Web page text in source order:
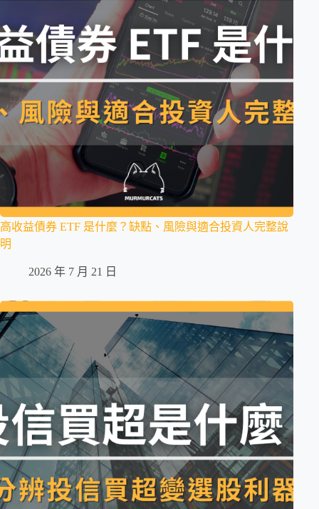
高收益債券 ETF 是什麼？缺點、風險與適合投資人完整說
明
2026 年 7 月 21 日